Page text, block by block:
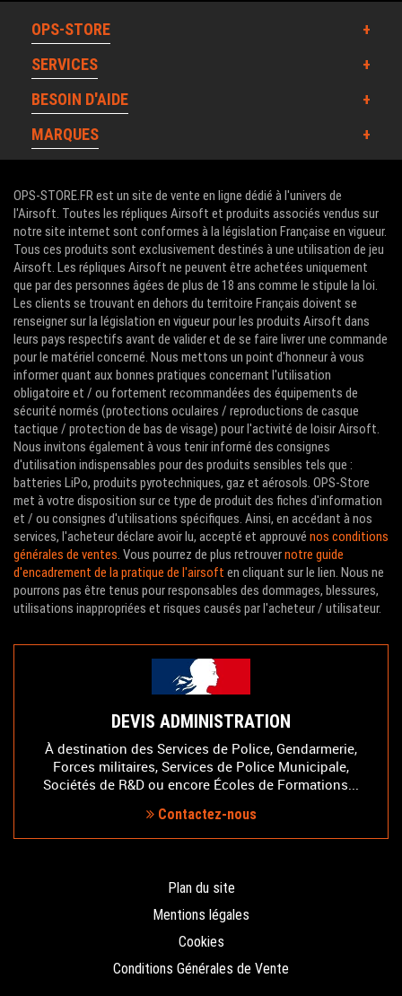
OPS-STORE
SERVICES
BESOIN D'AIDE
MARQUES
OPS-STORE.FR est un site de vente en ligne dédié à l'univers de
l'Airsoft. Toutes les répliques Airsoft et produits associés vendus sur
notre site internet sont conformes à la législation Française en vigueur.
Tous ces produits sont exclusivement destinés à une utilisation de jeu
Airsoft. Les répliques Airsoft ne peuvent être achetées uniquement
que par des personnes âgées de plus de 18 ans comme le stipule la loi.
Les clients se trouvant en dehors du territoire Français doivent se
renseigner sur la législation en vigueur pour les produits Airsoft dans
leurs pays respectifs avant de valider et de se faire livrer une commande
pour le matériel concerné. Nous mettons un point d'honneur à vous
informer quant aux bonnes pratiques concernant l'utilisation
obligatoire et / ou fortement recommandées des équipements de
sécurité normés (protections oculaires / reproductions de casque
tactique / protection de bas de visage) pour l'activité de loisir Airsoft.
Nous invitons également à vous tenir informé des consignes
d'utilisation indispensables pour des produits sensibles tels que :
batteries LiPo, produits pyrotechniques, gaz et aérosols. OPS-Store
met à votre disposition sur ce type de produit des fiches d'information
et / ou consignes d'utilisations spécifiques. Ainsi, en accédant à nos
services, l'acheteur déclare avoir lu, accepté et approuvé nos conditions
générales de ventes. Vous pourrez de plus retrouvernotre guide
d'encadrement de la pratique de l'airsoft en cliquant sur le lien. Nous ne
pourrons pas être tenus pour responsables des dommages, blessures,
utilisations inappropriées et risques causés par l'acheteur / utilisateur.
DEVIS ADMINISTRATION
À destination des Services de Police, Gendarmerie,
Forces militaires, Services de Police Municipale,
Sociétés de R&D ou encore Écoles de Formations...
Contactez-nous
Plan du site
Mentions légales
Cookies
Conditions Générales de Vente